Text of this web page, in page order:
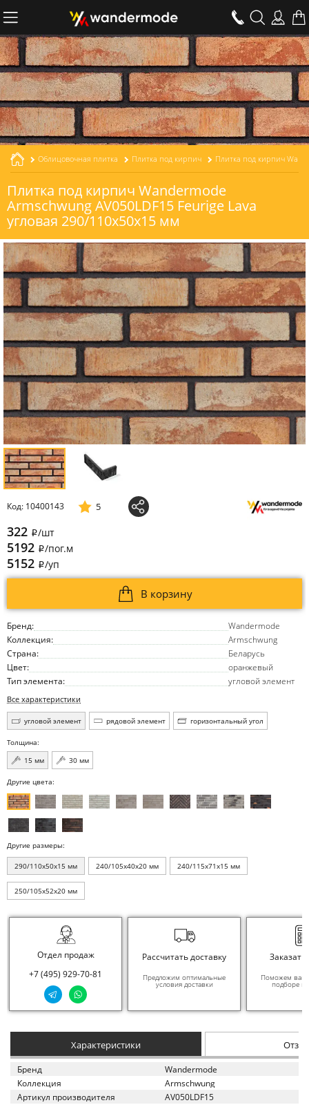
Облицовочная плитка Плитка под кирпич
Плитка под кирпич Wandermode
Armschwung AV050LDF15 Feurige Lava
угловая 290/110x50x15 мм
Бренд:
Wandermode
Коллекция:
Armschwung
Страна:
Беларусь
Цвет:
оранжевый
Тип элемента:
угловой элемент
Все характеристики
угловой элемент рядовой элемент горизонтальный угол
Толщина:
15 мм
30 мм
Код: 10400143 5
322 i/шт
5192 i/пог.м
5152 i/уп
В корзину
Другие цвета:
Другие размеры:
290/110x50x15 мм 240/105x40x20 мм 240/115x71x15 мм
250/105x52x20 мм
Отдел продаж
+7 (495) 929-70-81
Рассчитать доставку
Предложим оптимальные
условия доставки
Заказать
Поможем вам
подборе
Характеристики
Бренд
Wandermode
Коллекция
Armschwung
Артикул производителя
AV050LDF15